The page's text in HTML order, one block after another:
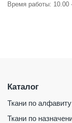
Время работы: 10.00
Каталог
Ткани по алфавиту
Ткани по